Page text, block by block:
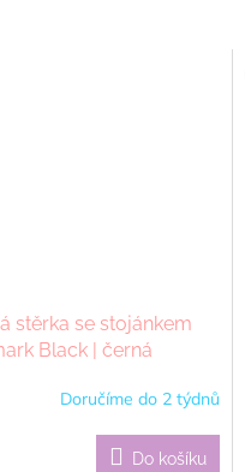
stěrka se stojánkem
Black | černá
Doručíme do 2 týdnů
Do košíku